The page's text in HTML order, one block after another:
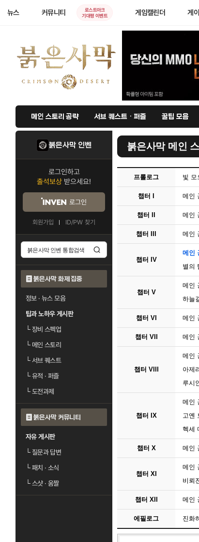
뉴스 커뮤니티
로스트아크
기대평 이벤트
게임캘린더 게
메인 스토리 공략 서브 퀘스트 · 퍼즐 꿀팁 모음
붉은사막 인벤
로그인하고
출석보상 받으세요!
로그인
회원가입 ID/PW 찾기
붉은사막 화제 집중
정보 · 뉴스 모음
팁과 노하우 게시판
└장비 스펙업
└메인 스토리
└서브 퀘스트
└유적 · 퍼즐
└도전과제
붉은사막 커뮤니티
자유 게시판
└질문과 답변
└패치 · 소식
└스샷 · 움짤
붉은사막 메인
프롤로그 빛 모
챕터 I 메인
챕터 II 메인
챕터 III 메인
챕터 IV
메인
별의
챕터 V
메인
하늘
챕터 VI 메인
챕터 VII 메인
챕터 VIII
메인
아제
루시
챕터 IX
메인
고옌
헥세
챕터 X 메인
챕터 XI
메인
비뢰
챕터 XII 메인
에필로그 진화